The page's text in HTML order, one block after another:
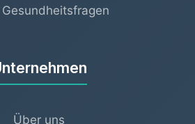
Gesundheitsfragen
Über uns